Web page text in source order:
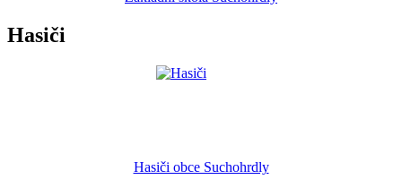
Hasiči
Hasiči obce Suchohrdly